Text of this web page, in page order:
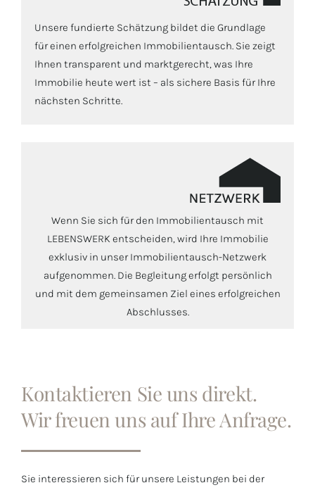
Unsere fundierte Schätzung bildet die Grundlage
für einen erfolgreichen Immobilientausch. Sie zeigt
Ihnen transparent und marktgerecht, was Ihre
Immobilie heute wert ist – als sichere Basis für Ihre
nächsten Schritte.
Wenn Sie sich für den Immobilientausch mit
LEBENSWERK entscheiden, wird Ihre Immobilie
exklusiv in unser Immobilientausch-Netzwerk
aufgenommen. Die Begleitung erfolgt persönlich
und mit dem gemeinsamen Ziel eines erfolgreichen
Abschlusses.
Kontaktieren Sie uns direkt.
Wir freuen uns auf Ihre Anfrage.
Sie interessieren sich für unsere Leistungen bei der